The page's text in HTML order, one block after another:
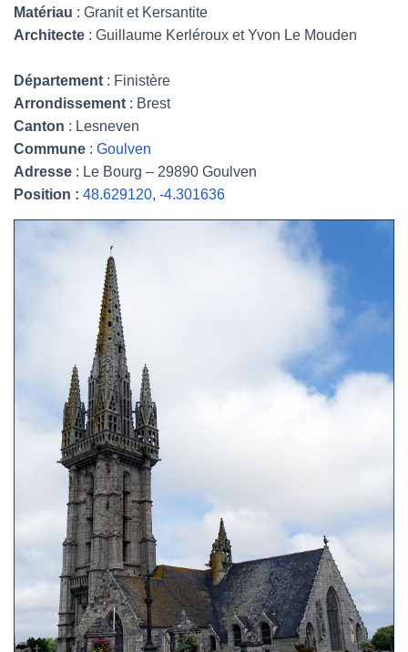
Matériau : Granit et Kersantite
Architecte : Guillaume Kerléroux et Yvon Le Mouden
Département : Finistère
Arrondissement : Brest
Canton : Lesneven
Commune : Goulven
Adresse : Le Bourg – 29890 Goulven
Position : 48.629120, -4.301636